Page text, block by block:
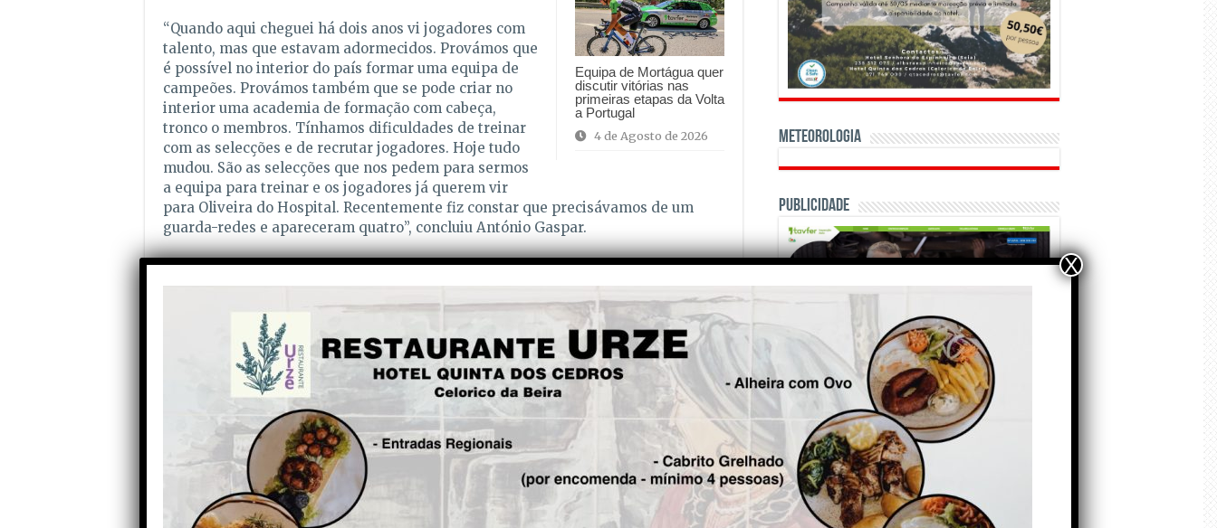
Equipa de Mortágua quer
discutir vitórias nas
primeiras etapas da Volta
a Portugal
4 de Agosto de 2026
“Quando aqui cheguei há dois anos vi jogadores com
talento, mas que estavam adormecidos. Provámos que
é possível no interior do país formar uma equipa de
campeões. Provámos também que se pode criar no
interior uma academia de formação com cabeça,
tronco o membros. Tínhamos dificuldades de treinar
com as selecções e de recrutar jogadores. Hoje tudo
mudou. São as selecções que nos pedem para sermos
a equipa para treinar e os jogadores já querem vir
para Oliveira do Hospital. Recentemente fiz constar que precisávamos de um
guarda-redes e apareceram quatro”, concluiu António Gaspar.
António Gaspar:
Reprodutor
00:00 00:00
Use
Meteorologia
Publicidade
OPINIÃO E CRÓNICAS
Matraquilhos… Autor:
Fernando Roldão
6 de Agosto de 2026
A marca Sporting em
X